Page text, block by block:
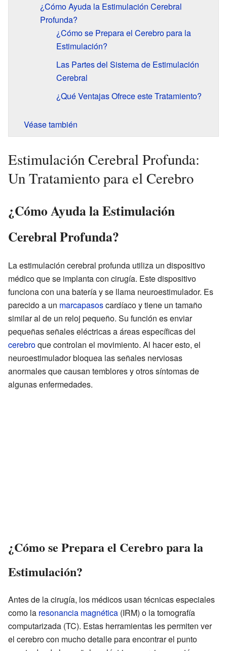
¿Cómo Ayuda la Estimulación Cerebral
Profunda?
¿Cómo se Prepara el Cerebro para la
Estimulación?
Las Partes del Sistema de Estimulación
Cerebral
¿Qué Ventajas Ofrece este Tratamiento?
Véase también
Estimulación Cerebral Profunda:
Un Tratamiento para el Cerebro
¿Cómo Ayuda la Estimulación
Cerebral Profunda?
La estimulación cerebral profunda utiliza un dispositivo
médico que se implanta con cirugía. Este dispositivo
funciona con una batería y se llama neuroestimulador. Es
parecido a un marcapasoscardíaco y tiene un tamaño
similar al de un reloj pequeño. Su función es enviar
pequeñas señales eléctricas a áreas específicas del
cerebroque controlan el movimiento. Al hacer esto, el
neuroestimulador bloquea las señales nerviosas
anormales que causan temblores y otros síntomas de
algunas enfermedades.
¿Cómo se Prepara el Cerebro para la
Estimulación?
Antes de la cirugía, los médicos usan técnicas especiales
como la resonancia magnética (IRM) o la tomografía
computarizada (TC). Estas herramientas les permiten ver
el cerebro con mucho detalle para encontrar el punto